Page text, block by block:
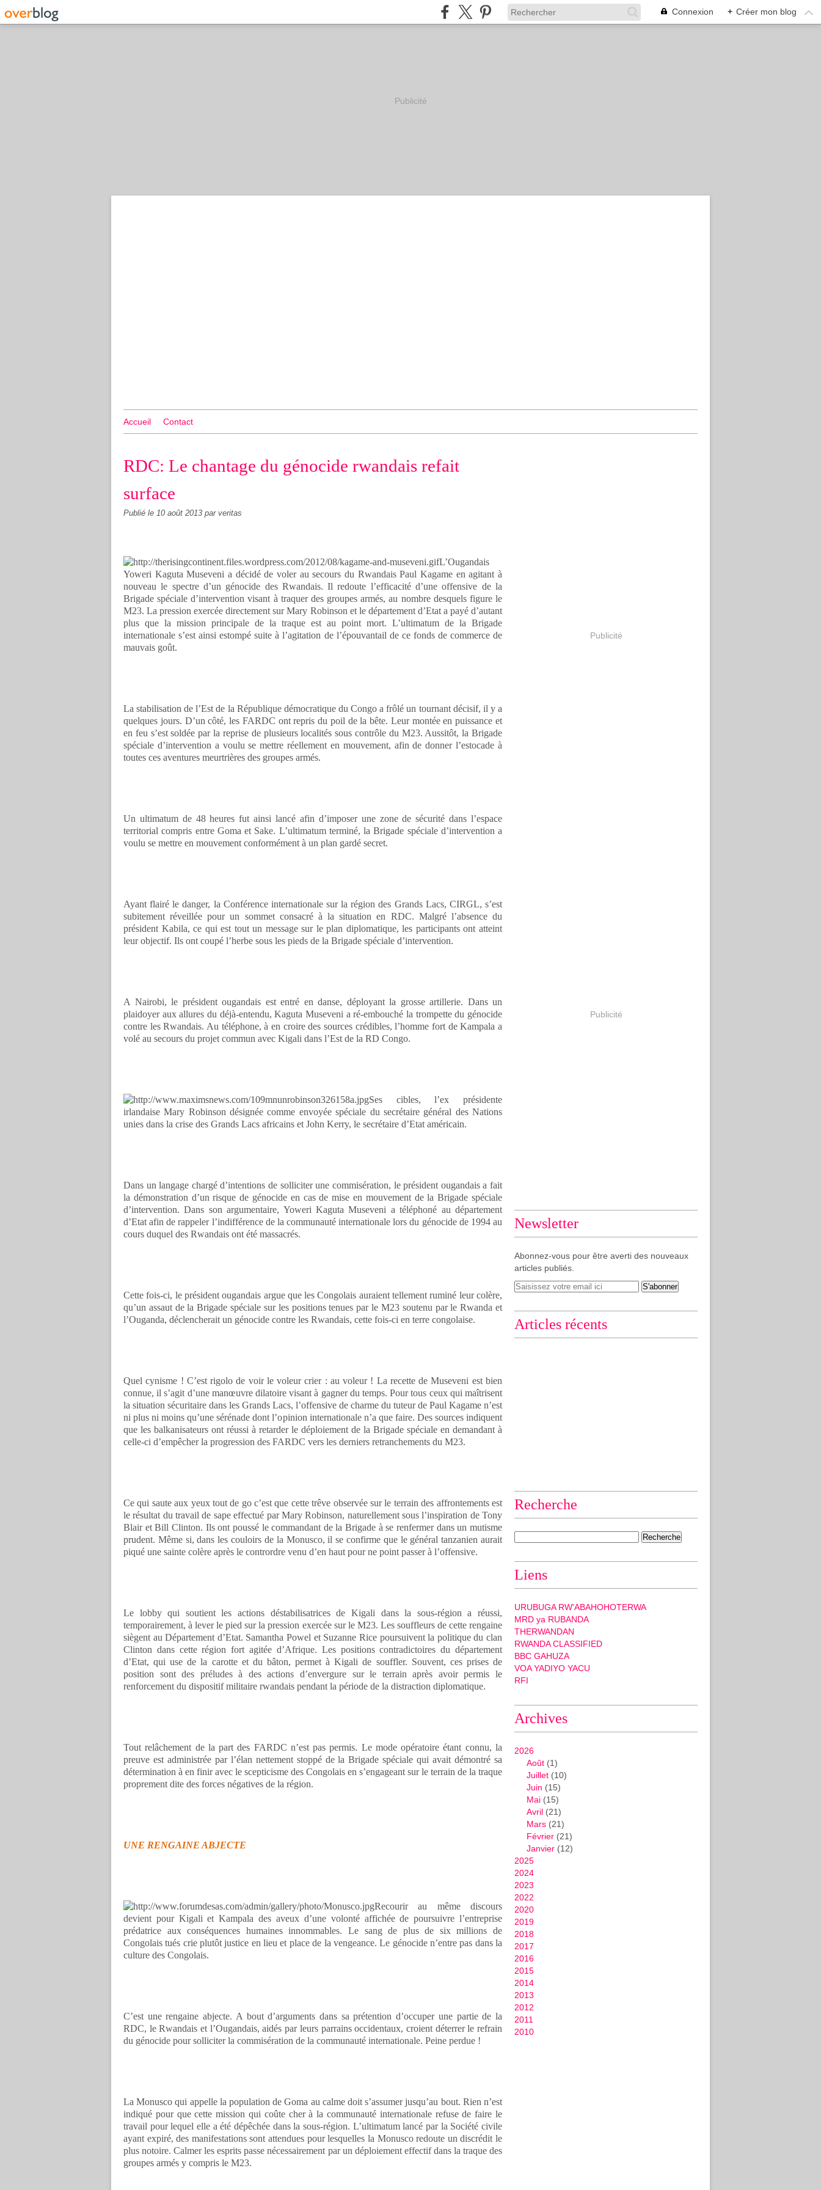
Connexion + Créer mon blog
Publicité
Accueil Contact
RDC: Le chantage du génocide rwandais refait
surface
Publié le 10 août 2013 par veritas
L’Ougandais
Yoweri Kaguta Museveni a décidé de voler au secours du Rwandais Paul Kagame en agitant à
nouveau le spectre d’un génocide des Rwandais. Il redoute l’efficacité d’une offensive de la
Brigade spéciale d’intervention visant à traquer des groupes armés, au nombre desquels figure le
M23. La pression exercée directement sur Mary Robinson et le département d’Etat a payé d’autant
plus que la mission principale de la traque est au point mort. L’ultimatum de la Brigade
internationale s’est ainsi estompé suite à l’agitation de l’épouvantail de ce fonds de commerce de
mauvais goût.
La stabilisation de l’Est de la République démocratique du Congo a frôlé un tournant décisif, il y a
quelques jours. D’un côté, les FARDC ont repris du poil de la bête. Leur montée en puissance et
en feu s’est soldée par la reprise de plusieurs localités sous contrôle du M23. Aussitôt, la Brigade
spéciale d’intervention a voulu se mettre réellement en mouvement, afin de donner l’estocade à
toutes ces aventures meurtrières des groupes armés.
Un ultimatum de 48 heures fut ainsi lancé afin d’imposer une zone de sécurité dans l’espace
territorial compris entre Goma et Sake. L’ultimatum terminé, la Brigade spéciale d’intervention a
voulu se mettre en mouvement conformément à un plan gardé secret.
Ayant flairé le danger, la Conférence internationale sur la région des Grands Lacs, CIRGL, s’est
subitement réveillée pour un sommet consacré à la situation en RDC. Malgré l’absence du
président Kabila, ce qui est tout un message sur le plan diplomatique, les participants ont atteint
leur objectif. Ils ont coupé l’herbe sous les pieds de la Brigade spéciale d’intervention.
A Nairobi, le président ougandais est entré en danse, déployant la grosse artillerie. Dans un
plaidoyer aux allures du déjà-entendu, Kaguta Museveni a ré-embouché la trompette du génocide
contre les Rwandais. Au téléphone, à en croire des sources crédibles, l’homme fort de Kampala a
volé au secours du projet commun avec Kigali dans l’Est de la RD Congo.
Ses cibles, l’ex présidente
irlandaise Mary Robinson désignée comme envoyée spéciale du secrétaire général des Nations
unies dans la crise des Grands Lacs africains et John Kerry, le secrétaire d’Etat américain.
Dans un langage chargé d’intentions de solliciter une commisération, le président ougandais a fait
la démonstration d’un risque de génocide en cas de mise en mouvement de la Brigade spéciale
d’intervention. Dans son argumentaire, Yoweri Kaguta Museveni a téléphoné au département
d’Etat afin de rappeler l’indifférence de la communauté internationale lors du génocide de 1994 au
cours duquel des Rwandais ont été massacrés.
Cette fois-ci, le président ougandais argue que les Congolais auraient tellement ruminé leur colère,
qu’un assaut de la Brigade spéciale sur les positions tenues par le M23 soutenu par le Rwanda et
l’Ouganda, déclencherait un génocide contre les Rwandais, cette fois-ci en terre congolaise.
Quel cynisme ! C’est rigolo de voir le voleur crier : au voleur ! La recette de Museveni est bien
connue, il s’agit d’une manœuvre dilatoire visant à gagner du temps. Pour tous ceux qui maîtrisent
la situation sécuritaire dans les Grands Lacs, l’offensive de charme du tuteur de Paul Kagame n’est
ni plus ni moins qu’une sérénade dont l’opinion internationale n’a que faire. Des sources indiquent
que les balkanisateurs ont réussi à retarder le déploiement de la Brigade spéciale en demandant à
celle-ci d’empêcher la progression des FARDC vers les derniers retranchements du M23.
Ce qui saute aux yeux tout de go c’est que cette trêve observée sur le terrain des affrontements est
le résultat du travail de sape effectué par Mary Robinson, naturellement sous l’inspiration de Tony
Blair et Bill Clinton. Ils ont poussé le commandant de la Brigade à se renfermer dans un mutisme
prudent. Même si, dans les couloirs de la Monusco, il se confirme que le général tanzanien aurait
piqué une sainte colère après le contrordre venu d’en haut pour ne point passer à l’offensive.
Le lobby qui soutient les actions déstabilisatrices de Kigali dans la sous-région a réussi,
temporairement, à lever le pied sur la pression exercée sur le M23. Les souffleurs de cette rengaine
siègent au Département d’Etat. Samantha Powel et Suzanne Rice poursuivent la politique du clan
Clinton dans cette région fort agitée d’Afrique. Les positions contradictoires du département
d’Etat, qui use de la carotte et du bâton, permet à Kigali de souffler. Souvent, ces prises de
position sont des préludes à des actions d’envergure sur le terrain après avoir permis le
renforcement du dispositif militaire rwandais pendant la période de la distraction diplomatique.
Tout relâchement de la part des FARDC n’est pas permis. Le mode opératoire étant connu, la
preuve est administrée par l’élan nettement stoppé de la Brigade spéciale qui avait démontré sa
détermination à en finir avec le scepticisme des Congolais en s’engageant sur le terrain de la traque
proprement dite des forces négatives de la région.
UNE RENGAINE ABJECTE
Recourir au même discours
devient pour Kigali et Kampala des aveux d’une volonté affichée de poursuivre l’entreprise
prédatrice aux conséquences humaines innommables. Le sang de plus de six millions de
Congolais tués crie plutôt justice en lieu et place de la vengeance. Le génocide n’entre pas dans la
culture des Congolais.
C’est une rengaine abjecte. A bout d’arguments dans sa prétention d’occuper une partie de la
RDC, le Rwandais et l’Ougandais, aidés par leurs parrains occidentaux, croient déterrer le refrain
du génocide pour solliciter la commisération de la communauté internationale. Peine perdue !
La Monusco qui appelle la population de Goma au calme doit s’assumer jusqu’au bout. Rien n’est
indiqué pour que cette mission qui coûte cher à la communauté internationale refuse de faire le
travail pour lequel elle a été dépêchée dans la sous-région. L’ultimatum lancé par la Société civile
ayant expiré, des manifestations sont attendues pour lesquelles la Monusco redoute un discrédit le
plus notoire. Calmer les esprits passe nécessairement par un déploiement effectif dans la traque des
groupes armés y compris le M23.
Publicité
Publicité
Newsletter
Abonnez-vous pour être averti des nouveaux
articles publiés.
Articles récents
Recherche
Liens
URUBUGA RW'ABAHOHOTERWA
MRD ya RUBANDA
THERWANDAN
RWANDA CLASSIFIED
BBC GAHUZA
VOA YADIYO YACU
RFI
Archives
2026
Août (1)
Juillet (10)
Juin (15)
Mai (15)
Avril (21)
Mars (21)
Février (21)
Janvier (12)
2025
2024
2023
2022
2020
2019
2018
2017
2016
2015
2014
2013
2012
2011
2010